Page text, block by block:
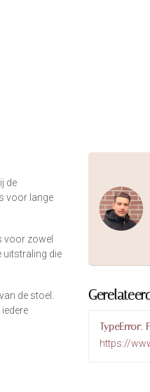
de
voor lange
voor zowel
uitstraling die
de stoel.
TypeError:
https://